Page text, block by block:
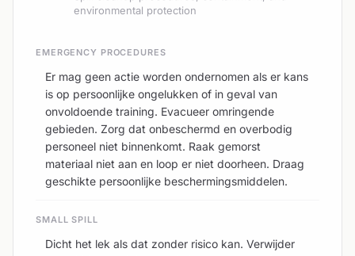
environmental protection
EMERGENCY PROCEDURES
Er mag geen actie worden ondernomen als er kans
is op persoonlijke ongelukken of in geval van
onvoldoende training. Evacueer omringende
gebieden. Zorg dat onbeschermd en overbodig
personeel niet binnenkomt. Raak gemorst
materiaal niet aan en loop er niet doorheen. Draag
geschikte persoonlijke beschermingsmiddelen.
SMALL SPILL
Dicht het lek als dat zonder risico kan. Verwijder